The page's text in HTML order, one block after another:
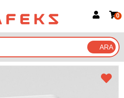
Google İle Bağlan
0